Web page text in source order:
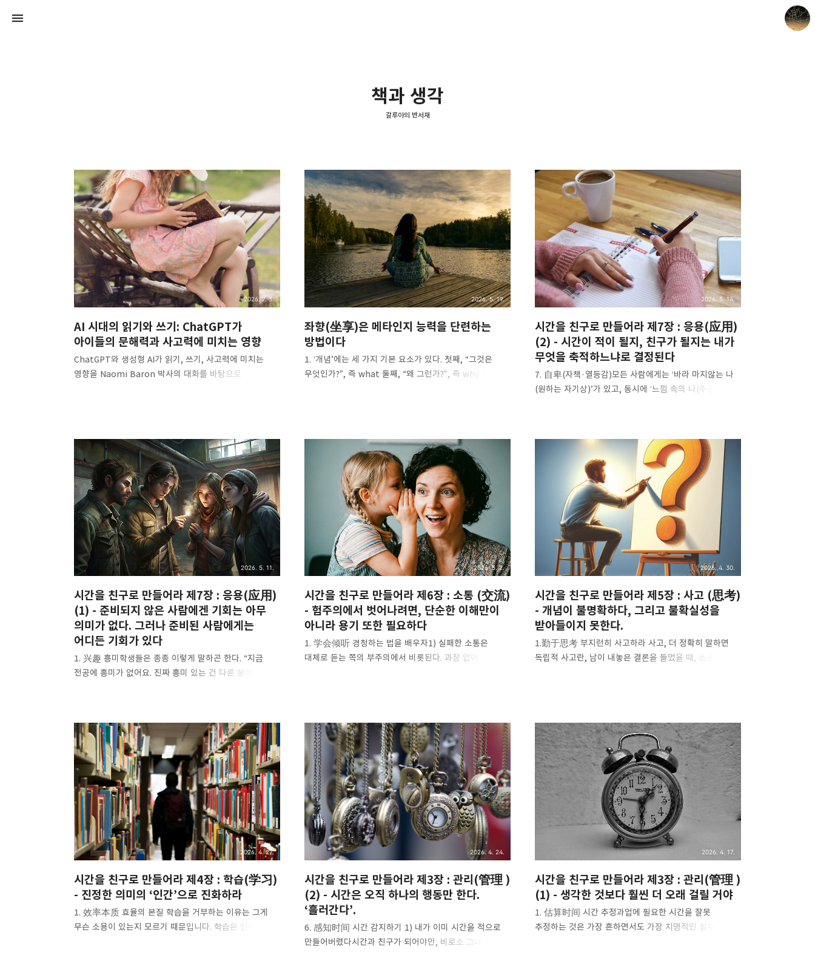
책과 생각
갈루아의 반서재
AI 시대의 읽기와 쓰기: ChatGPT가
아이들의 문해력과 사고력에 미치는 영향
2026. 7. 3.
ChatGPT와 생성형 AI가 읽기, 쓰기, 사고력에 미치는
영향을 Naomi Baron 박사의 대화를 바탕으로
글쓰기는 더 이상 인간만의 영역이 아니게 되었습니다.
학생들은 에세이 초안을 AI에게 맡기고, 직장인은 이메일
문장을 자동완성 기능에 기대며, 독자는 긴 글을 직접
읽기보다 요약본이나 오디오 버전을 선택합니다.
표면적으로 보면 이는 매우 편리한 변화입니다. 더 빠르게
읽고, 더 쉽게 쓰고, 더 효율적으로 정보를 처리할 수 있기
때문입니다. 하지만 여기서 ..
좌향(坐享)은 메타인지 능력을 단련하는
방법이다
2026. 5. 19.
1. ‘개념’에는 세 가지 기본 요소가 있다. 첫째, “그것은
무엇인가?”, 즉 what 둘째, “왜 그런가?”, 즉 why 셋째,
인간은 “그것이 무엇인지(what)”, “왜 그런지(why)” 전혀
모르는 상태에서도 이미 “어떻게 하는지(how)”는
능숙하게 익히고 있었다. 이런 사례는 많다. 예를 들어
도박도 그렇다. 인간은 마치 태어날 때부터 도박 본능을
가지고 있는 것처럼 보인다. 거의 모든 사람이 자연스럽게
도박을 할 줄 안다. 심지어 확률이 무엇인지도 모르는
시간을 친구로 만들어라 제7장 : 응용(应用)
(2) - 시간이 적이 될지, 친구가 될지는 내가
무엇을 축적하느냐로 결정된다
2026. 5. 14.
7. 自卑(자책·열등감)모든 사람에게는 ‘바라 마지않는 나
(원하는 자기상)’가 있고, 동시에 ‘느낌 속의 나(주관적으로
상태에 있다면, 바라는 나 ≠ 실제의 나 = 느끼는 나 이미
상대적으로 꽤 행복하고 만족스러운 축에 든다. 하지만
많은 사람은 어떤 측면에서는 오히려 다음과 같은 상태에
놓이기 쉽다. 바라는 나 ≠ 실제의 나 ≠ 느끼는 나우리의
세계는 이렇듯 갖가지 왜곡으로 가득하다. 이 왜곡은 종종
우리가 이해할 수 없는, 이성에 어긋나는 결정과 선택을
하게 만든다. 시간은 그런 선택이나 결정이 이성적인지
여부에 관심이 ..
시간을 친구로 만들어라 제7장 : 응용(应用)
(1) - 준비되지 않은 사람에겐 기회는 아무
의미가 없다. 그러나 준비된 사람에게는
어디든 기회가 있다
2026. 5. 11.
1. 兴趣 흥미학생들은 종종 이렇게 말하곤 한다. “지금
전공에 흥미가 없어요. 진짜 흥미 있는 건 다른 분야예요.”
걸까? 단도직입적으로 말하자면, 99%의 경우 그렇지
않다. 우선, 이들이 정말 현재 하는 일에 흥미가 없는 것이
아니라, 그 일을 잘 해내지 못하고 있을 뿐이다. 그러니
일반적으로는, 이런 질문을 스스로에게 던져봐야 한다.
"내가 이 일을 싫어하는 게, 정말로 재미가 없어서일까?
아니면 내가 이 일을 잘하지 못해서일까?" 만약 그 일이
정말 중요한 일이라면, 흥미가 있든 없든, 그걸 잘할 수
있을 때까지 노력하는 수밖에 없..
시간을 친구로 만들어라 제6장 : 소통 (交流)
- 험주의에서 벗어나려면, 단순한 이해만이
아니라 용기 또한 필요하다
2026. 5. 2.
1. 学会倾听 경청하는 법을 배우자1) 실패한 소통은
대체로 듣는 쪽의 부주의에서 비롯된다. 과장 없이
것이라 여기고, 독해력(읽는 능력)이 경청력보다 훨씬
기르기 어렵다고 생각한다. 당연히 독해가 경청보다
중요하다고 여긴다. 이런 인식 때문에, 공교육 체계에서는
수십 년간 모국어에 대한 '청취 교육'을 단 한 번도
진행하지 않았다. 교사는 해마다 같은 내용을 반복해
가르치는데, 수업을 듣는 학생 중에서 교사의 말을 온전히
이해하는 학생은 늘 소수에 불과하다. 경청 능력의
차이야말로 ..
시간을 친구로 만들어라 제5장 : 사고 (思考)
- 개념이 불명확하다, 그리고 불확실성을
받아들이지 못한다.
2026. 4. 30.
1.勤于思考 부지런히 사고하라 사고, 더 정확히 말하면
독립적 사고란, 남이 내놓은 결론을 들었을 때, 스스로
정상적인 뇌를 가진 사람이 당연히 해야 할 일일 뿐이다.
일단 독립적으로 사고하기 시작하면 우리는 깨닫게 된다.
함정은 곳곳에 도사리고 있다. 이런 함정들 때문에 수많은
사람들이 결국 사고를 포기한다. 왜냐하면, 사고 자체는
힘들지 않지만, 과정이 너무 귀찮기 때문이다. 이 귀찮음을
피하기 위해 사고를 남에게 맡겨버리는 것은 흔한 해방
수단이다. 이로 인해 대부분 사람들은 크고..
시간을 친구로 만들어라 제4장 : 학습(学习)
- 진정한 의미의 ‘인간’으로 진화하라
2026. 4. 27.
1. 效率本质 효율의 본질 학습을 거부하는 이유는 그게
무슨 소용이 있는지 모르기 때문입니다. 학습은 인간의
시간을 친구로 만들어라 제3장 : 관리(管理 )
(2) - 시간은 오직 하나의 행동만 한다.
‘흘러간다’.
2026. 4. 24.
6. 感知时间 시간 감지하기 1) 내가 이미 시간을 적으로
만들어버렸다시간과 친구가 되어야만, 비로소 그녀의
시간을 친구로 만들어라 제3장 : 관리(管理 )
(1) - 생각한 것보다 훨씬 더 오래 걸릴 거야
2026. 4. 17.
1. 估算时间 시간 추정과업에 필요한 시간을 잘못
추정하는 것은 가장 흔하면서도 가장 치명적인 실수입니다.